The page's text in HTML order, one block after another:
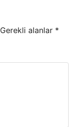
Gerekli alanlar *